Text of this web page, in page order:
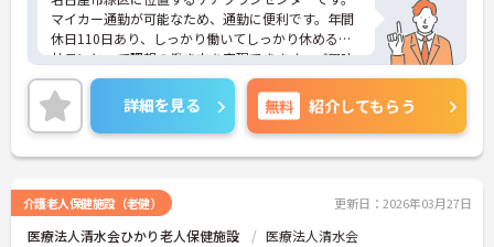
マイカー通勤が可能なため、通勤に便利です。年間
休日110日あり、しっかり働いてしっかり休める、
社員にとって理想の働き方を実現できます。ご興味
をお持ちの方はお気軽にお問い合わせください。
詳細を見る 無料 紹介してもらう
介護老人保健施設（老健） 更新日：2026年03月27日
医療法人清水会ひかり老人保健施設 医療法人清水会